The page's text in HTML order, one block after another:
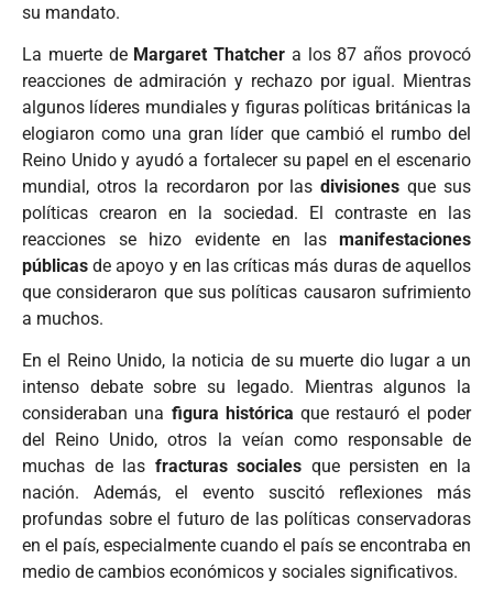
su mandato.
La muerte de Margaret Thatcher a los 87 años provocó
reacciones de admiración y rechazo por igual. Mientras
algunos líderes mundiales y figuras políticas británicas la
elogiaron como una gran líder que cambió el rumbo del
Reino Unido y ayudó a fortalecer su papel en el escenario
mundial, otros la recordaron por lasdivisiones que sus
políticas crearon en la sociedad. El contraste en las
reacciones se hizo evidente en las manifestaciones
públicas de apoyo y en las críticas más duras de aquellos
que consideraron que sus políticas causaron sufrimiento
a muchos.
En el Reino Unido, la noticia de su muerte dio lugar a un
intenso debate sobre su legado. Mientras algunos la
consideraban una figura histórica que restauró el poder
del Reino Unido, otros la veían como responsable de
muchas de las fracturas sociales que persisten en la
nación. Además, el evento suscitó reflexiones más
profundas sobre el futuro de las políticas conservadoras
en el país, especialmente cuando el país se encontraba en
medio de cambios económicos y sociales significativos.